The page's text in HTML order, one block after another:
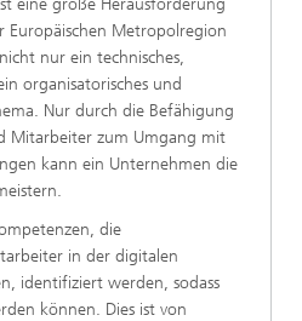
eine große Herausforderung
Metropolregion
nur ein technisches,
organisatorisches und
Nur durch die Befähigung
Mitarbeiter zum Umgang mit
kann ein Unternehmen die
die
in der digitalen
identifiziert werden, sodass
können. Dies ist von